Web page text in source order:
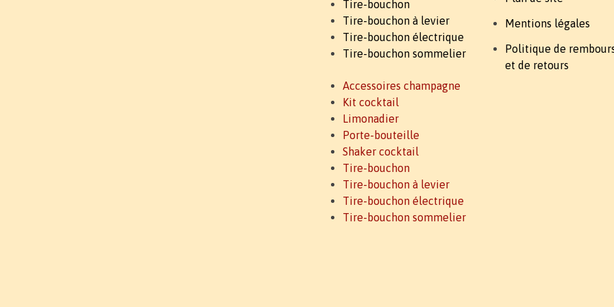
Tire-bouchon
Tire-bouchon à levier
Tire-bouchon électrique
Tire-bouchon sommelier
Accessoires champagne
Kit cocktail
Limonadier
Porte-bouteille
Shaker cocktail
Tire-bouchon
Tire-bouchon à levier
Tire-bouchon électrique
Tire-bouchon sommelier
Mentions légales
Politique de
et de retours